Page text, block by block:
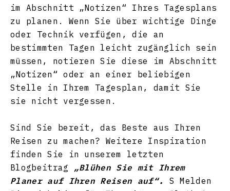
im Abschnitt „Notizen“ Ihres Tagesplans
zu planen. Wenn Sie über wichtige Dinge
oder Technik verfügen, die an
bestimmten Tagen leicht zugänglich sein
müssen, notieren Sie diese im Abschnitt
„Notizen“ oder an einer beliebigen
Stelle in Ihrem Tagesplan, damit Sie
sie nicht vergessen.
Sind Sie bereit, das Beste aus Ihren
Reisen zu machen? Weitere Inspiration
finden Sie in unserem letzten
Blogbeitrag „Blühen Sie mit Ihrem
Planer auf Ihren Reisen auf“. S Melden